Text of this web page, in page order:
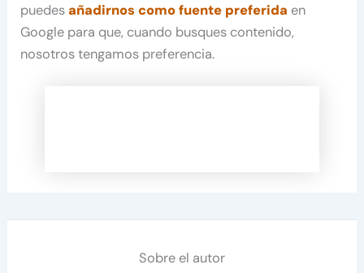
puedesañadirnos como fuente preferida en
Google para que, cuando busques contenido,
nosotros tengamos preferencia.
Sobre el autor